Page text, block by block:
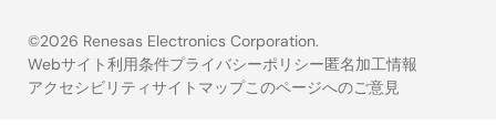
©2026 Renesas Electronics Corporation.
Legal
Webサイト利用条件プライバシーポリシー匿名加工情報
アクセシビリティサイトマップこのページへのご意見